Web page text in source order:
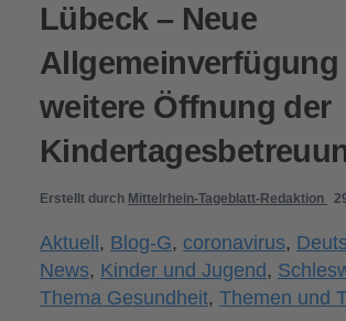
Lübeck – Neue
Allgemeinverfügung
weitere Öffnung der
Erstellt durch Mittelrhein-Tageblatt-Redaktion
Aktuell, Blog-G, coronavirus,
News, Kinder und Jugend,
Thema Gesundheit,Themen und